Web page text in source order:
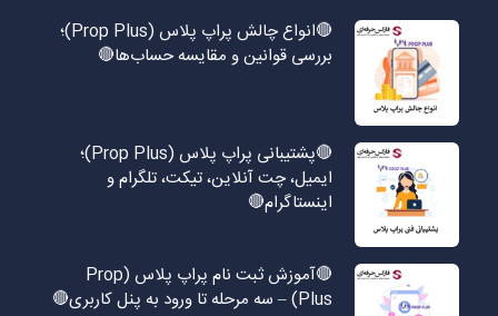
🔴انواع چالش پراپ پلاس (Prop Plus)؛
بررسی قوانین و مقایسه حساب‌ها🔴
🔴پشتیبانی پراپ پلاس (Prop Plus)؛
ایمیل، چت آنلاین، تیکت، تلگرام و
اینستاگرام🔴
🔴آموزش ثبت نام پراپ پلاس (Prop
Plus) – سه مرحله تا ورود به پنل کاربری🔴